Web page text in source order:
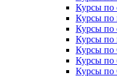
Курсы по
Курсы по
Курсы по
Курсы по
Курсы по
Курсы по
Курсы по